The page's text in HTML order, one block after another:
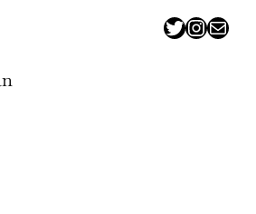
twitter
insta
adresse mail